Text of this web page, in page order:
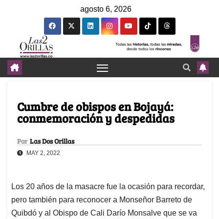
agosto 6, 2026
Cumbre de obispos en Bojayá:
conmemoración y despedidas
Por Las Dos Orillas
MAY 2, 2022
Los 20 años de la masacre fue la ocasión para recordar,
pero también para reconocer a Monseñor Barreto de
Quibdó y al Obispo de Cali Darío Monsalve que se va